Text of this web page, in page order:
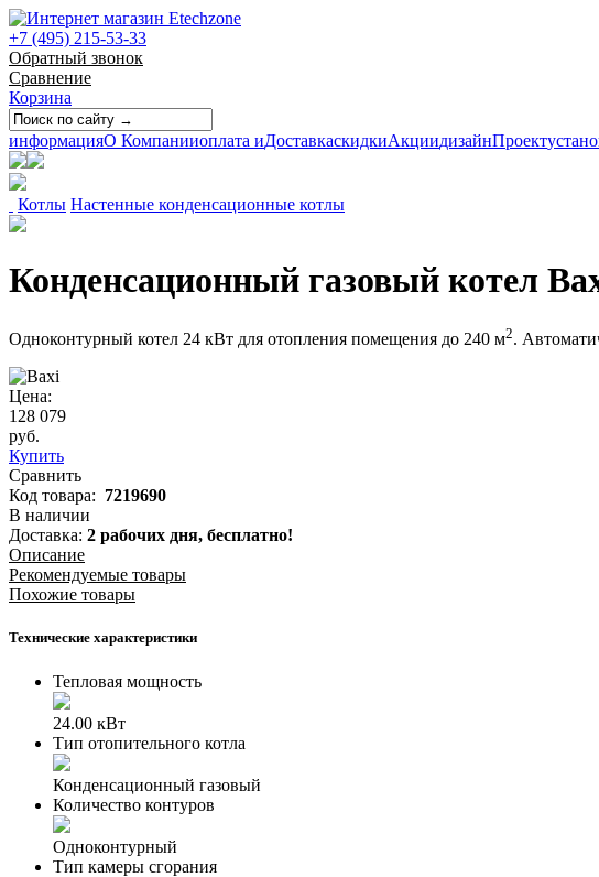
+7 (495) 215-53-33
Обратный звонок
Сравнение
Корзина
информацияО Компанииоплата иДоставкаскидкиАкциидизайнПроект
Котлы Настенные конденсационные котлы
Конденсационный газовый котел
Одноконтурный котел 24 кВт для отопления помещения до 240 м2.
Цена:
128 079
руб.
Купить
Сравнить
Код товара: 7219690
В наличии
Доставка: 2 рабочих дня, бесплатно!
Описание
Рекомендуемые товары
Похожие товары
Технические характеристики
Тепловая мощность
24.00 кВт
Тип отопительного котла
Конденсационный газовый
Количество контуров
Одноконтурный
Тип камеры сгорания